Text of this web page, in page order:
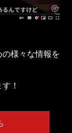
様々な情報を
！